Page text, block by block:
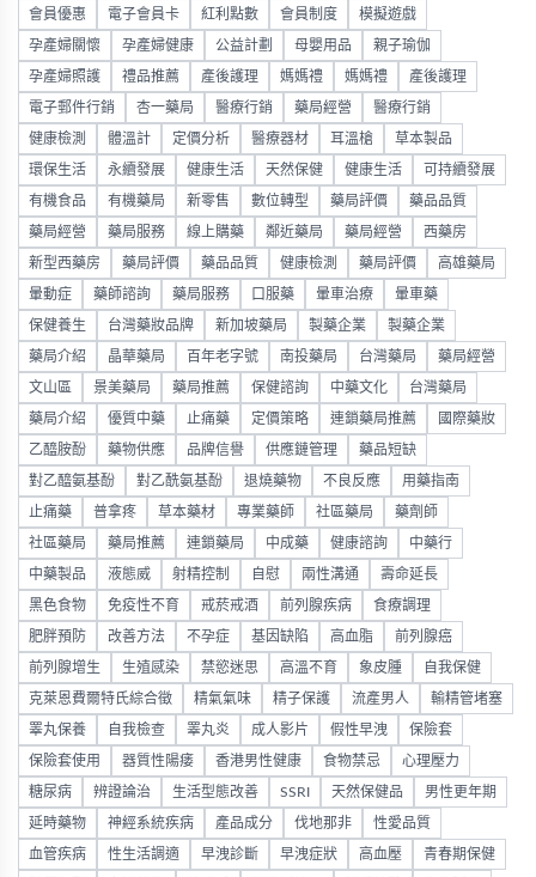
會員優惠 電子會員卡 紅利點數 會員制度 模擬遊戲
孕產婦關懷 孕產婦健康 公益計劃 母嬰用品 親子瑜伽
孕產婦照護 禮品推薦 產後護理 媽媽禮 媽媽禮 產後護理
電子郵件行銷 杏一藥局 醫療行銷 藥局經營 醫療行銷
健康檢測 體溫計 定價分析 醫療器材 耳溫槍 草本製品
環保生活 永續發展 健康生活 天然保健 健康生活 可持續發展
有機食品 有機藥局 新零售 數位轉型 藥局評價 藥品品質
藥局經營 藥局服務 線上購藥 鄰近藥局 藥局經營 西藥房
新型西藥房 藥局評價 藥品品質 健康檢測 藥局評價 高雄藥局
暈動症 藥師諮詢 藥局服務 口服藥 暈車治療 暈車藥
保健養生 台灣藥妝品牌 新加坡藥局 製藥企業 製藥企業
藥局介紹 晶華藥局 百年老字號 南投藥局 台灣藥局 藥局經營
文山區 景美藥局 藥局推薦 保健諮詢 中藥文化 台灣藥局
藥局介紹 優質中藥 止痛藥 定價策略 連鎖藥局推薦 國際藥妝
乙醯胺酚 藥物供應 品牌信譽 供應鏈管理 藥品短缺
對乙醯氨基酚 對乙酰氨基酚 退燒藥物 不良反應 用藥指南
止痛藥 普拿疼 草本藥材 專業藥師 社區藥局 藥劑師
社區藥局 藥局推薦 連鎖藥局 中成藥 健康諮詢 中藥行
中藥製品 液態威 射精控制 自慰 兩性溝通 壽命延長
黑色食物 免疫性不育 戒菸戒酒 前列腺疾病 食療調理
肥胖預防 改善方法 不孕症 基因缺陷 高血脂 前列腺癌
前列腺增生 生殖感染 禁慾迷思 高溫不育 象皮腫 自我保健
克萊恩費爾特氏綜合徵 精氣氣味 精子保護 流產男人 輸精管堵塞
睪丸保養 自我檢查 睪丸炎 成人影片 假性早洩 保險套
保險套使用 器質性陽痿 香港男性健康 食物禁忌 心理壓力
糖尿病 辨證論治 生活型態改善 SSRI 天然保健品 男性更年期
延時藥物 神經系統疾病 產品成分 伐地那非 性愛品質
血管疾病 性生活調適 早洩診斷 早洩症狀 高血壓 青春期保健